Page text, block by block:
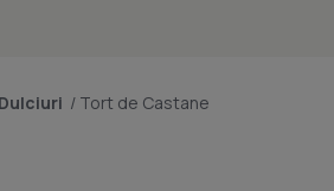
Dulciuri / Tort de Castane